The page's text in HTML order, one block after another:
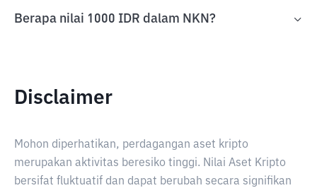
Berapa nilai 1000 IDR dalam NKN?
Disclaimer
Mohon diperhatikan, perdagangan aset kripto
merupakan aktivitas beresiko tinggi. Nilai Aset Kripto
bersifat fluktuatif dan dapat berubah secara signifikan